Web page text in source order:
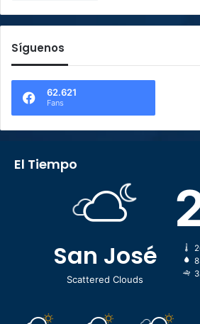
Síguenos
62.621
Fans
El Tiempo
San José
Scattered Clouds